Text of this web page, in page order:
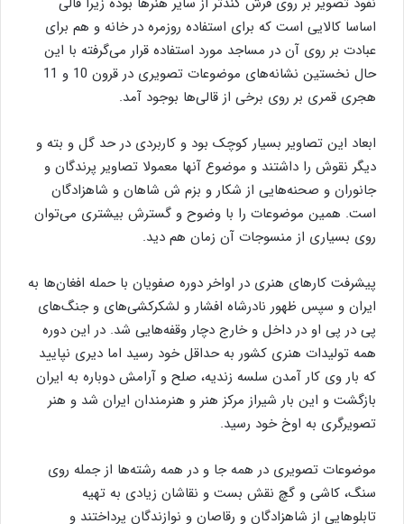
اساسا کالایی است که برای استفاده روزمره در خانه و هم برای
عبادت بر روی آن در مساجد مورد استفاده قرار می‌گرفته با این
حال نخستین نشانه‌های موضوعات تصویری در قرون 10 و 11
هجری قمری بر روی برخی از قالی‌ها بوجود آمد.
ابعاد این تصاویر بسیار کوچک بود و کاربردی در حد گل و بته و
دیگر نقوش را داشتند و موضوع آنها معمولا تصاویر پرندگان و
جانوران و صحنه‌هایی از شکار و بزم ش شاهان و شاهزادگان
است. همین موضوعات را با وضوح و گسترش بیشتری می‌توان
روی بسیاری از منسوجات آن زمان هم دید.
پیشرفت کارهای هنری در اواخر دوره صفویان با حمله افغان‌ها به
ایران و سپس ظهور نادرشاه افشار و لشکرکشی‌های و جنگ‌های
پی در پی او در داخل و خارج دچار وقفه‌هایی شد. در این دوره
همه تولیدات هنری کشور به حداقل خود رسید اما دیری نپایید
که بار وی کار آمدن سلسه زندیه، صلح و آرامش دوباره به ایران
بازگشت و این بار شیراز مرکز هنر و هنرمندان ایران شد و هنر
تصویرگری به اوخ خود رسید.
موضوعات تصویری در همه جا و در همه رشته‌ها از جمله روی
سنگ، کاشی و گچ نقش بست و نقاشان زیادی به تهیه
تابلوهایی از شاهزادگان و رقاصان و نوازندگان پرداختند و